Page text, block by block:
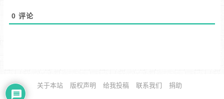
0 评论
关于本站 版权声明 给我投稿 联系我们 捐助